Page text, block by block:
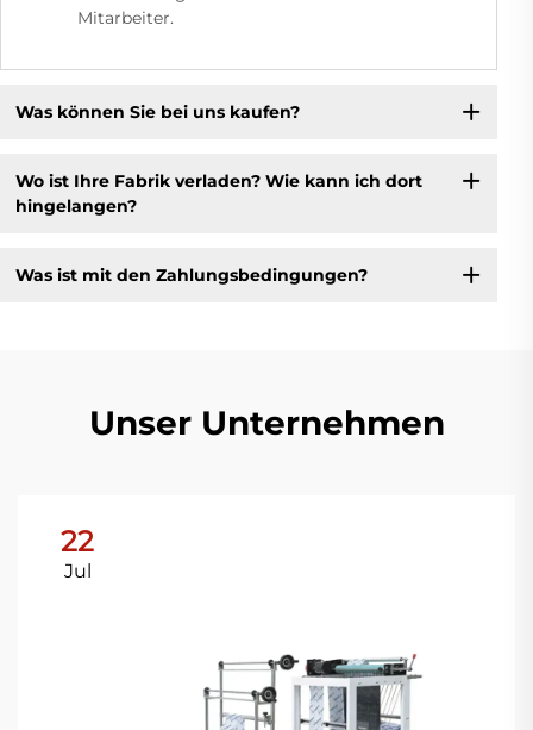
Mitarbeiter.
Was können Sie bei uns kaufen?
Wo ist Ihre Fabrik verladen? Wie kann ich dort
hingelangen?
Was ist mit den Zahlungsbedingungen?
Unser Unternehmen
22
Jul